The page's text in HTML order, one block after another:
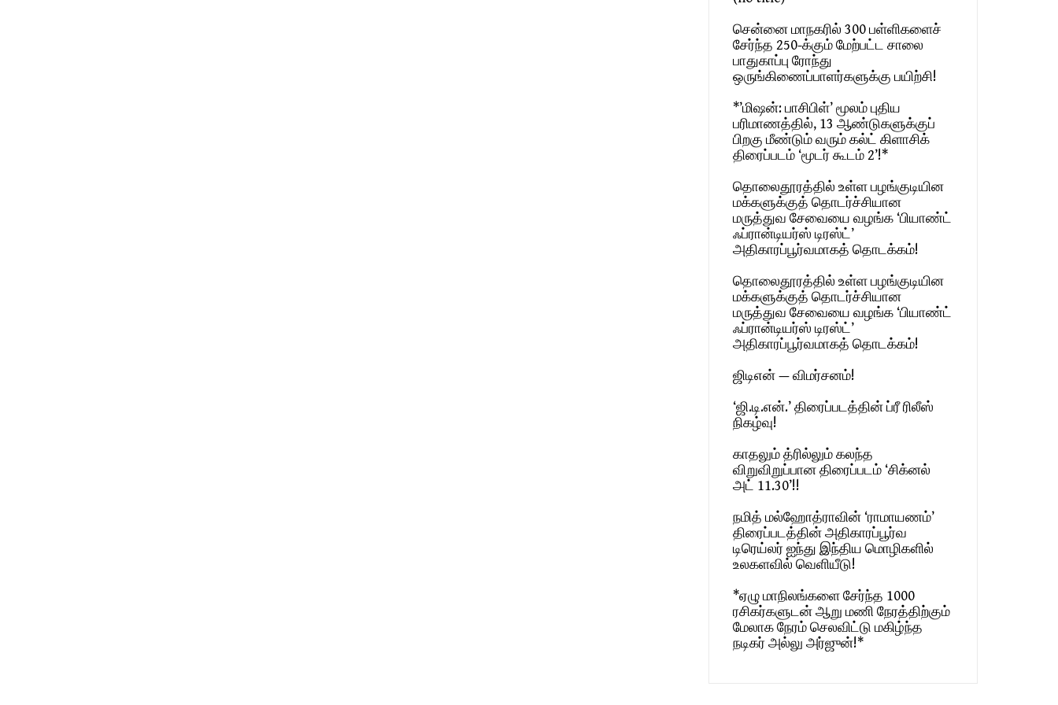
சென்னை மாநகரில் 300 பள்ளிகளைச்
சேர்ந்த 250-க்கும் மேற்பட்ட சாலை
பாதுகாப்பு ரோந்து
ஒருங்கிணைப்பாளர்களுக்கு பயிற்சி!
*’மிஷன்: பாசிபிள்’ மூலம் புதிய
பரிமாணத்தில், 13 ஆண்டுகளுக்குப்
பிறகு மீண்டும் வரும் கல்ட் கிளாசிக்
திரைப்படம் ‘மூடர் கூடம் 2’!*
தொலைதூரத்தில் உள்ள பழங்குடியின
மக்களுக்குத் தொடர்ச்சியான
மருத்துவ சேவையை வழங்க ‘பியாண்ட்
ஃப்ரான்டியர்ஸ் டிரஸ்ட்’
அதிகாரப்பூர்வமாகத் தொடக்கம்!
தொலைதூரத்தில் உள்ள பழங்குடியின
மக்களுக்குத் தொடர்ச்சியான
மருத்துவ சேவையை வழங்க ‘பியாண்ட்
ஃப்ரான்டியர்ஸ் டிரஸ்ட்’
அதிகாரப்பூர்வமாகத் தொடக்கம்!
ஜிடிஎன் — விமர்சனம்!
‘ஜி.டி.என்.’ திரைப்படத்தின் ப்ரீ ரிலீஸ்
நிகழ்வு!
காதலும் த்ரில்லும் கலந்த
விறுவிறுப்பான திரைப்படம் ‘சிக்னல்
அட் 11.30’!!
நமித் மல்ஹோத்ராவின் ‘ராமாயணம்’
திரைப்படத்தின் அதிகாரப்பூர்வ
டிரெய்லர் ஐந்து இந்திய மொழிகளில்
உலகளவில் வெளியீடு!
*ஏழு மாநிலங்களை சேர்ந்த 1000
ரசிகர்களுடன் ஆறு மணி நேரத்திற்கும்
மேலாக நேரம் செலவிட்டு மகிழ்ந்த
நடிகர் அல்லு அர்ஜுன்!*